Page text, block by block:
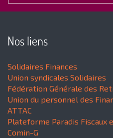
Nos liens
Solidaires Finances
Union syndicales Solidaires
Fédération Générale des
Union du personnel des
ATTAC
Plateforme Paradis Fiscaux
Comin-G